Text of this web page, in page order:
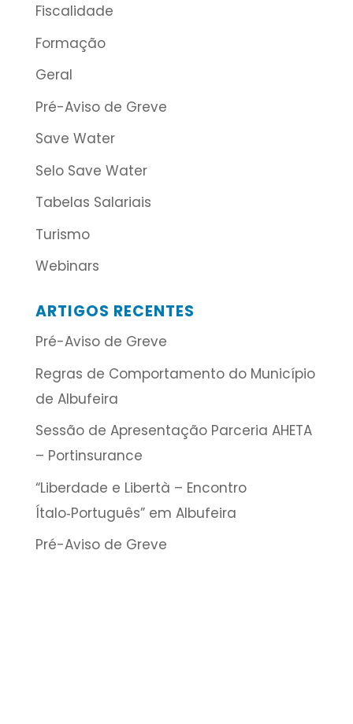
Fiscalidade
Formação
Geral
Pré-Aviso de Greve
Save Water
Selo Save Water
Tabelas Salariais
Turismo
Webinars
ARTIGOS RECENTES
Pré-Aviso de Greve
Regras de Comportamento do Município
de Albufeira
Sessão de Apresentação Parceria AHETA
– Portinsurance
“Liberdade e Libertà – Encontro
Ítalo‑Português” em Albufeira
Pré-Aviso de Greve